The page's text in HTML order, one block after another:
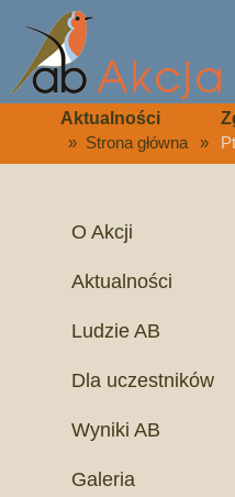
Aktualności
» Strona główna »
O Akcji
Aktualności
Ludzie AB
Dla uczestników
Wyniki AB
Galeria